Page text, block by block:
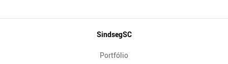
SindsegSC
Portfólio